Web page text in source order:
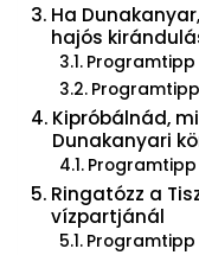
Ha
hajós
Programtipp
Kipróbálnád,
Dunakanyari
Programtipp
Ringatózz a
vízpartjánál
Programtipp